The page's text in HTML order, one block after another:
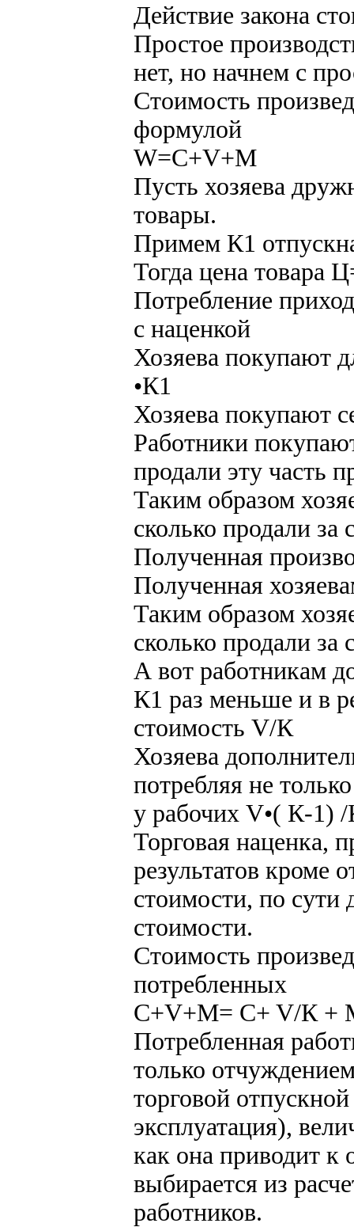
Действие закона
Простое
нет, но начнем с
Стоимость
формулой
W=C+V+M
Пусть хозяева
товары.
Примем К1
Тогда цена товара
Потребление
с наценкой
Хозяева покупают
•К1
Хозяева покупают
Работники
продали эту часть
Таким образом
сколько продали за
Полученная
Полученная
Таким образом
сколько продали за
А вот работникам
К1 раз меньше и в
стоимость V/К
Хозяева
потребляя не
у рабочих V•( К-1)
Торговая наценка,
результатов кроме
стоимости, по сути
стоимости.
Стоимость
потребленных
C+V+M= C+ V/К +
Потребленная
только
торговой
эксплуатация),
как она приводит
выбирается из
работников.